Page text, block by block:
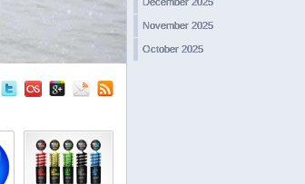
November 2025
October 2025